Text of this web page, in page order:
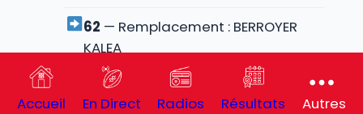
62 — Remplacement : BERROYER
KALEA
— Remplacement : IBANEZ MARIE
Accueil
En Direct Radios Résultats Autres